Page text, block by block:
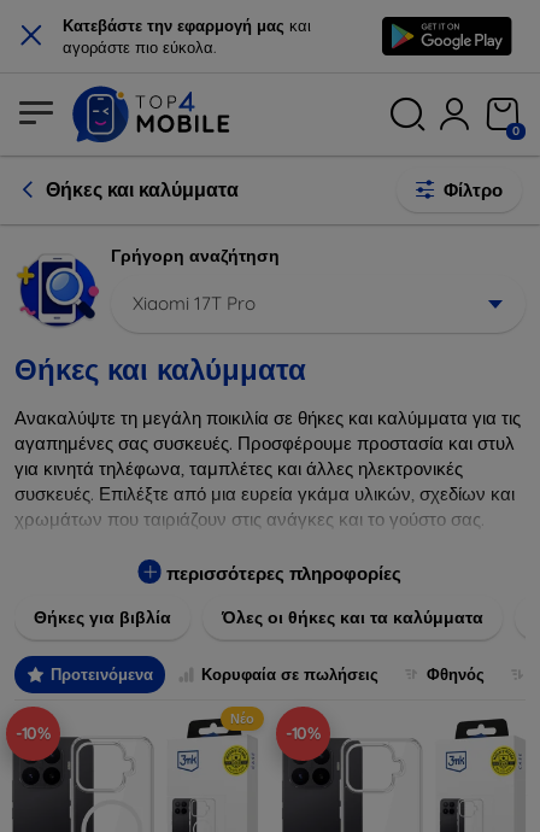
× Κατεβάστε την εφαρμογή μας και
αγοράστε πιο εύκολα.
0
Θήκες και καλύμματα Φίλτρο
Γρήγορη αναζήτηση
Xiaomi 17T Pro
Θήκες και καλύμματα
Ανακαλύψτε τη μεγάλη ποικιλία σε θήκες και καλύμματα για τις
αγαπημένες σας συσκευές. Προσφέρουμε προστασία και στυλ
για κινητά τηλέφωνα, ταμπλέτες και άλλες ηλεκτρονικές
συσκευές. Επιλέξτε από μια ευρεία γκάμα υλικών, σχεδίων και
χρωμάτων που ταιριάζουν στις ανάγκες και το γούστο σας.
πτώσεις και άλλες φθορές, ενώ παράλληλα δίνετε ένα
και τη διάρκεια ζωής των συσκευών σας με τις κορυφαίες
περισσότερες πληροφορίες
Θήκες για βιβλία Όλες οι θήκες και τα καλύμματα
Προτεινόμενα Κορυφαία σε πωλήσεις Φθηνός
-10%
Νέο
-10%